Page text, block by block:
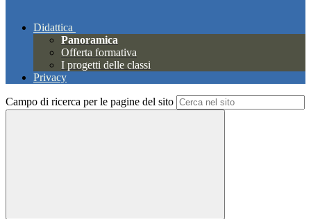
Didattica
Panoramica
Offerta formativa
I progetti delle classi
Privacy
Campo di ricerca per le pagine del sito